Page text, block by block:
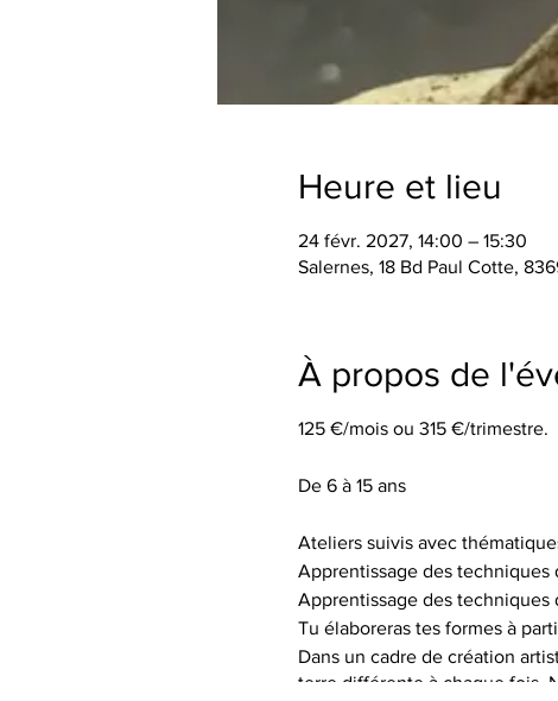
Heure et lieu
24 févr. 2027, 14:00 – 15:30
Salernes, 18 Bd Paul Cotte,
À propos de
125 €/mois ou 315 €/trimestre.
De 6 à 15 ans
Ateliers suivis avec
Apprentissage des
Apprentissage des techniques
Tu élaboreras tes formes à
Dans un cadre de création
terre différente à chaque fois.